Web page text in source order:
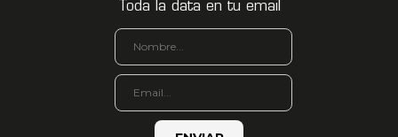
Toda la data en tu email